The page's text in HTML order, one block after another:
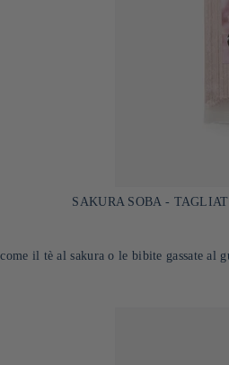
SAKURA SOBA -
come il tè al sakura o le bibite gassate